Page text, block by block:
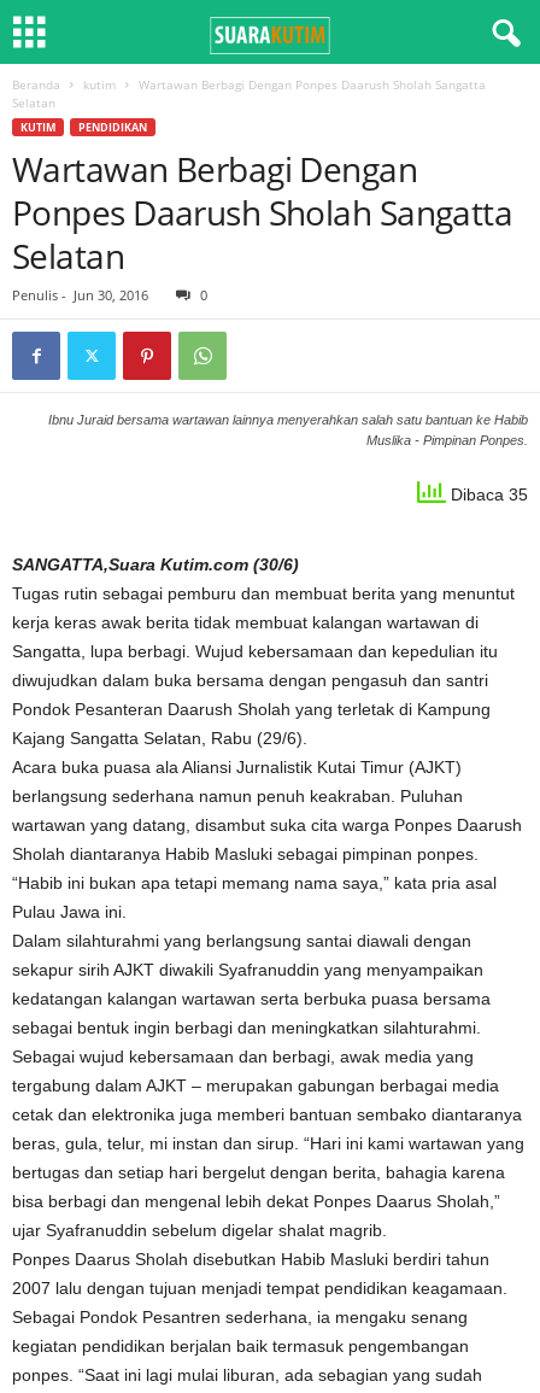
Beranda kutim
Wartawan Berbagi Dengan Ponpes Daarush Sholah Sangatta
Selatan
KUTIM PENDIDIKAN
Wartawan Berbagi Dengan
Ponpes Daarush Sholah Sangatta
Selatan
Penulis - Jun 30, 2016 0
Ibnu Juraid bersama wartawan lainnya menyerahkan salah satu bantuan ke Habib
Muslika - Pimpinan Ponpes.
Dibaca 35
SANGATTA,Suara Kutim.com (30/6)
Tugas rutin sebagai pemburu dan membuat berita yang menuntut
kerja keras awak berita tidak membuat kalangan wartawan di
Sangatta, lupa berbagi. Wujud kebersamaan dan kepedulian itu
diwujudkan dalam buka bersama dengan pengasuh dan santri
Pondok Pesanteran Daarush Sholah yang terletak di Kampung
Kajang Sangatta Selatan, Rabu (29/6).
Acara buka puasa ala Aliansi Jurnalistik Kutai Timur (AJKT)
berlangsung sederhana namun penuh keakraban. Puluhan
wartawan yang datang, disambut suka cita warga Ponpes Daarush
Sholah diantaranya Habib Masluki sebagai pimpinan ponpes.
“Habib ini bukan apa tetapi memang nama saya,” kata pria asal
Pulau Jawa ini.
Dalam silahturahmi yang berlangsung santai diawali dengan
sekapur sirih AJKT diwakili Syafranuddin yang menyampaikan
kedatangan kalangan wartawan serta berbuka puasa bersama
sebagai bentuk ingin berbagi dan meningkatkan silahturahmi.
Sebagai wujud kebersamaan dan berbagi, awak media yang
tergabung dalam AJKT – merupakan gabungan berbagai media
cetak dan elektronika juga memberi bantuan sembako diantaranya
beras, gula, telur, mi instan dan sirup. “Hari ini kami wartawan yang
bertugas dan setiap hari bergelut dengan berita, bahagia karena
bisa berbagi dan mengenal lebih dekat Ponpes Daarus Sholah,”
ujar Syafranuddin sebelum digelar shalat magrib.
Ponpes Daarus Sholah disebutkan Habib Masluki berdiri tahun
2007 lalu dengan tujuan menjadi tempat pendidikan keagamaan.
Sebagai Pondok Pesantren sederhana, ia mengaku senang
kegiatan pendidikan berjalan baik termasuk pengembangan
ponpes. “Saat ini lagi mulai liburan, ada sebagian yang sudah